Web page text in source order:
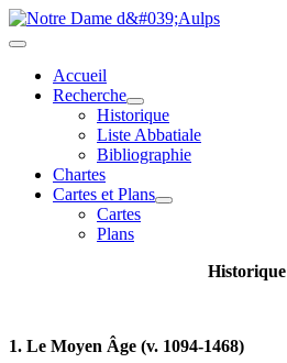
Accueil
Recherche
Historique
Liste Abbatiale
Bibliographie
Chartes
Cartes et Plans
Cartes
Plans
Historique
1. Le Moyen Âge (v. 1094-1468)